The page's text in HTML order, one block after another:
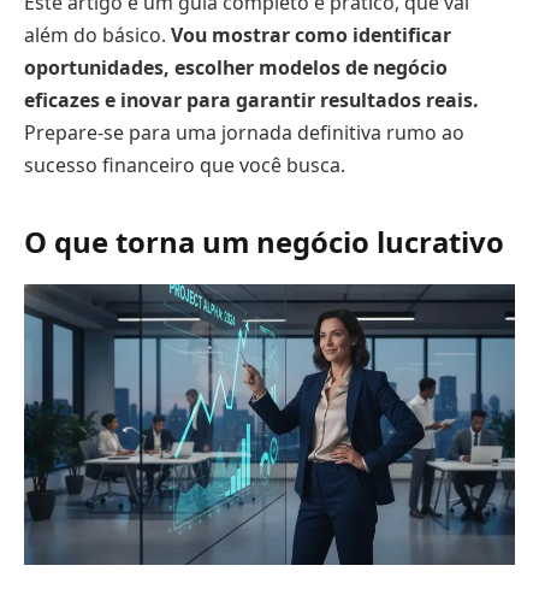
além do básico. Vou mostrar como identificar
oportunidades, escolher modelos de negócio
eficazes e inovar para garantir resultados reais.
Prepare-se para uma jornada definitiva rumo ao
sucesso financeiro que você busca.
O que torna um negócio lucrativo